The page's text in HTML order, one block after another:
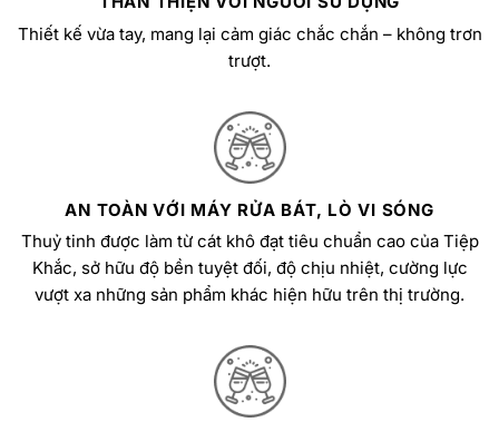
Thiết kế vừa tay, mang lại cảm giác chắc chắn – không trơn
trượt.
AN TOÀN VỚI MÁY RỬA BÁT, LÒ VI SÓNG
Thuỷ tinh được làm từ cát khô đạt tiêu chuẩn cao của Tiệp
Khắc, sở hữu độ bền tuyệt đối, độ chịu nhiệt, cường lực
vượt xa những sản phẩm khác hiện hữu trên thị trường.